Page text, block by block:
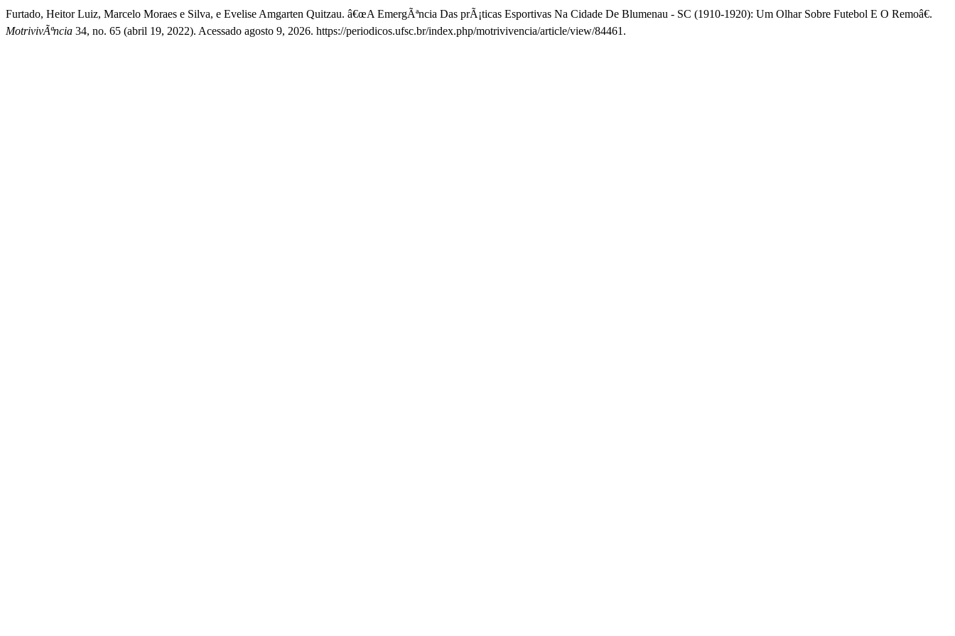
Furtado, Heitor Luiz, Marcelo Moraes e Silva, e Evelise Amgarten Quitzau. â€œA EmergÃªncia Das prÃ¡ticas Esportivas Na Cidade De Blumenau - SC (1910-1920): Um Olhar Sobre Futebol E O Remoâ€.
MotrivivÃªncia 34, no. 65 (abril 19, 2022). Acessado agosto 9, 2026. https://periodicos.ufsc.br/index.php/motrivivencia/article/view/84461.